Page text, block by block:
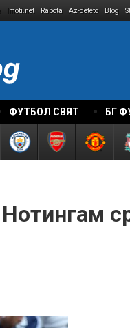
Imoti.net Rabota Az-deteto Blog
ФУТБОЛ СВЯТ БГ
Нотингам